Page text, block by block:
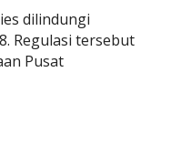
dilindungi
Regulasi tersebut
Pusat